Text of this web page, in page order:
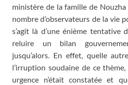
ministère de la famille de
nombre d’observateurs de la vie
s’agit là d’une énième tentative
reluire un bilan
jusqu’alors. En effet, quelle
l’irruption soudaine de ce thème,
urgence n’était constatée et